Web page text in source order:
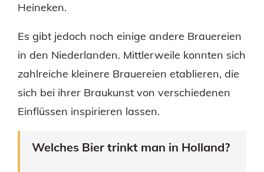
Heineken.
Es gibt jedoch noch einige andere Brauereien
in den Niederlanden. Mittlerweile konnten sich
zahlreiche kleinere Brauereien etablieren, die
sich bei ihrer Braukunst von verschiedenen
Einflüssen inspirieren lassen.
Welches Bier trinkt man in Holland?